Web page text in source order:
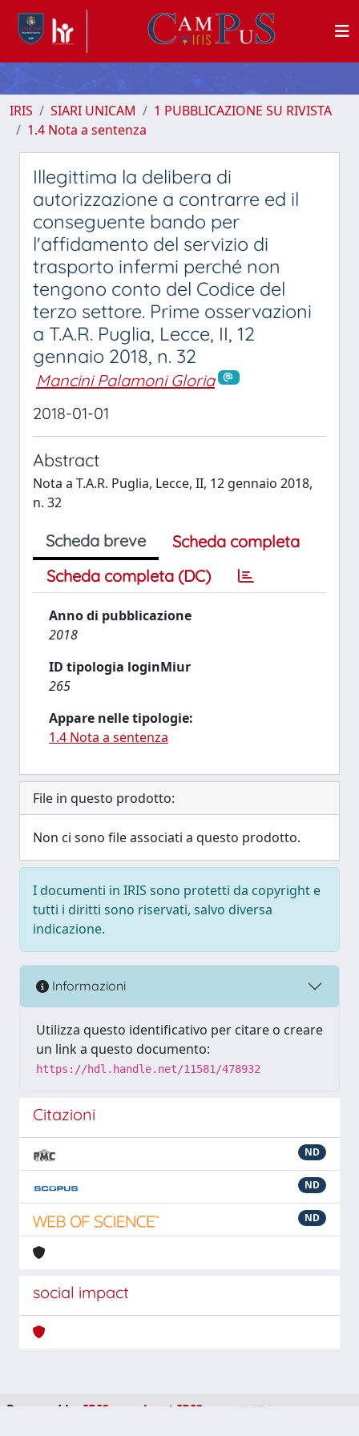
IRIS SIARI UNICAM
1 PUBBLICAZIONE SU RIVISTA
1.4 Nota a sentenza
Illegittima la delibera di
autorizzazione a contrarre ed il
conseguente bando per
l'affidamento del servizio di
trasporto infermi perché non
tengono conto del Codice del
terzo settore. Prime osservazioni
a T.A.R. Puglia, Lecce, II, 12
gennaio 2018, n. 32
Mancini Palamoni Gloria
2018-01-01
Abstract
Nota a T.A.R. Puglia, Lecce, II, 12 gennaio 2018,
n. 32
Scheda breve
Scheda completa
Scheda completa (DC)
Anno di pubblicazione
2018
ID tipologia loginMiur
265
Appare nelle tipologie:
1.4 Nota a sentenza
File in questo prodotto:
Non ci sono file associati a questo prodotto.
I documenti in IRIS sono protetti da copyright e
tutti i diritti sono riservati, salvo diversa
indicazione.
Informazioni
Utilizza questo identificativo per citare o creare
un link a questo documento:
https://hdl.handle.net/11581/478932
Citazioni
ND
ND
ND
social impact
Powered by IRIS about IRIS